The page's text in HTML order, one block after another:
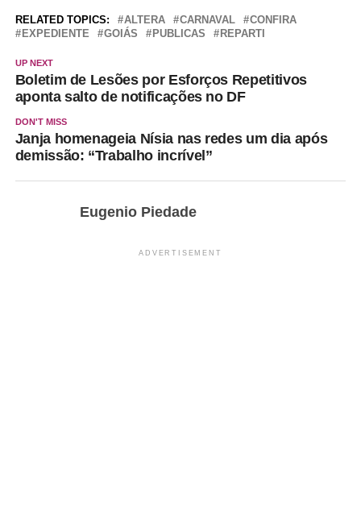
RELATED TOPICS: ALTERA CARNAVAL
CONFIRA
EXPEDIENTE
GOIÁS PUBLICAS REPARTI
UP NEXT
Boletim de Lesões por Esforços Repetitivos
aponta salto de notificações no DF
DON'T MISS
Janja homenageia Nísia nas redes um dia após
demissão: “Trabalho incrível”
Eugenio Piedade
ADVERTISEMENT